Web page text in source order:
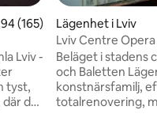
av 5 i genomsnittligt
(165)
Lviv -
tyst,
det
Lägenhet i Lviv
Lviv Centre
för 1-3 75 m2
Beläget i stadens
och Baletten Lägenheten tillhör en
konstnärsfamilj,
totalrenovering,